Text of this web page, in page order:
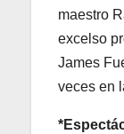
maestro
excelso
James
veces en